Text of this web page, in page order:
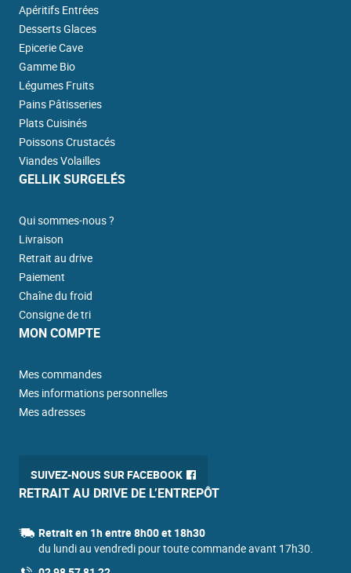
Apéritifs Entrées
Desserts Glaces
Epicerie Cave
Gamme Bio
Légumes Fruits
Pains Pâtisseries
Plats Cuisinés
Poissons Crustacés
Viandes Volailles
GELLIK SURGELÉS
Qui sommes-nous ?
Livraison
Retrait au drive
Paiement
Chaîne du froid
Consigne de tri
MON COMPTE
Mes commandes
Mes informations personnelles
Mes adresses
SUIVEZ-NOUS SUR FACEBOOK
RETRAIT AU DRIVE DE L’ENTREPÔT
Retrait en 1h entre 8h00 et 18h30
du lundi au vendredi pour toute commande avant 17h30.